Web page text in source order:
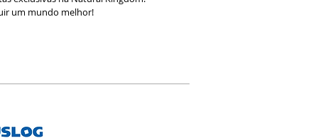
um mundo melhor!